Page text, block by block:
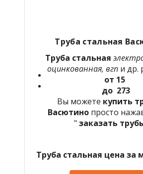
Труба стальная
Труба стальная
оцинкованная, вгп и др.
от 15
до 273
Вы можете купить
Васютино просто
" заказать
Труба стальная цена за